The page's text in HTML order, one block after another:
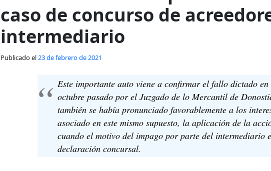
caso de concurso de
intermediario
Publicado el23 de febrero de 2021
Este importante auto viene a confirmar el fallo dictado en
octubre pasado por el Juzgado de lo Mercantil de
también se había pronunciado favorablemente a los
asociado en este mismo supuesto, la aplicación de la
cuando el motivo del impago por parte del intermediario
declaración concursal.